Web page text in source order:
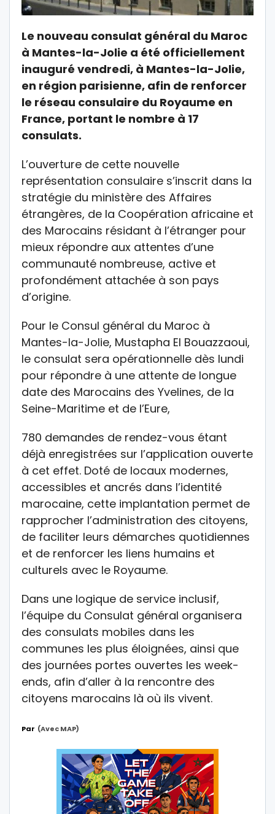
Le nouveau consulat général du Maroc
à Mantes-la-Jolie a été officiellement
inauguré vendredi, à Mantes-la-Jolie,
en région parisienne, afin de renforcer
le réseau consulaire du Royaume en
France, portant le nombre à 17
consulats.
L’ouverture de cette nouvelle
représentation consulaire s’inscrit dans la
stratégie du ministère des Affaires
étrangères, de la Coopération africaine et
des Marocains résidant à l’étranger pour
mieux répondre aux attentes d’une
communauté nombreuse, active et
profondément attachée à son pays
d’origine.
Pour le Consul général du Maroc à
Mantes-la-Jolie, Mustapha El Bouazzaoui,
le consulat sera opérationnelle dès lundi
pour répondre à une attente de longue
date des Marocains des Yvelines, de la
Seine-Maritime et de l’Eure,
780 demandes de rendez-vous étant
déjà enregistrées sur l’application ouverte
à cet effet. Doté de locaux modernes,
accessibles et ancrés dans l’identité
marocaine, cette implantation permet de
rapprocher l’administration des citoyens,
de faciliter leurs démarches quotidiennes
et de renforcer les liens humains et
culturels avec le Royaume.
Dans une logique de service inclusif,
l’équipe du Consulat général organisera
des consulats mobiles dans les
communes les plus éloignées, ainsi que
des journées portes ouvertes les week-
ends, afin d’aller à la rencontre des
citoyens marocains là où ils vivent.
Par (avec MAP)